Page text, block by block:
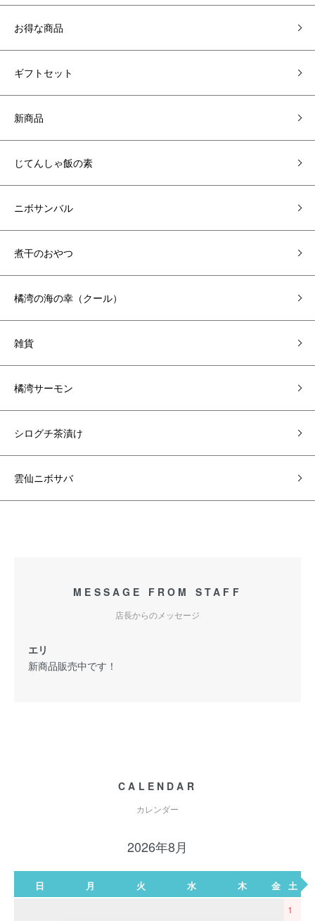
お得な商品
ギフトセット
新商品
じてんしゃ飯の素
ニボサンバル
煮干のおやつ
橘湾の海の幸（クール）
雑貨
橘湾サーモン
シログチ茶漬け
雲仙ニボサバ
MESSAGE FROM STAFF
店長からのメッセージ
エリ
新商品販売中です！
CALENDAR
カレンダー
2026年8月
日 月 火 水 木 金
土
1